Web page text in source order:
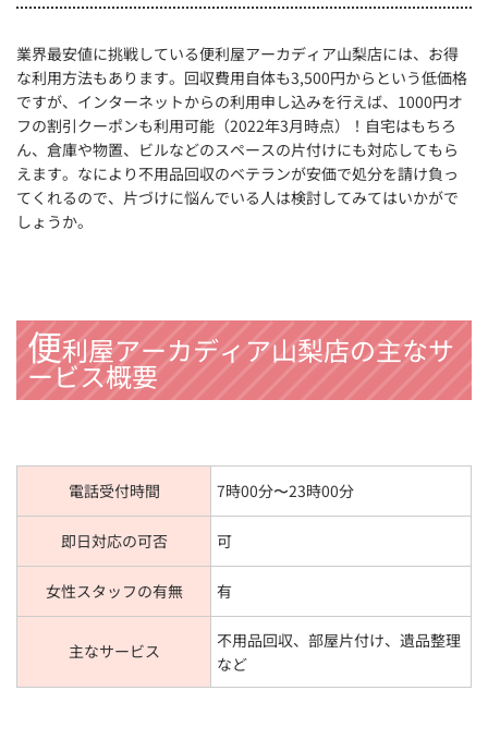
業界最安値に挑戦している便利屋アーカディア山梨店には、お得
な利用方法もあります。回収費用自体も3,500円からという低価格
ですが、インターネットからの利用申し込みを行えば、1000円オ
フの割引クーポンも利用可能（2022年3月時点）！自宅はもちろ
ん、倉庫や物置、ビルなどのスペースの片付けにも対応してもら
えます。なにより不用品回収のベテランが安価で処分を請け負っ
てくれるので、片づけに悩んでいる人は検討してみてはいかがで
しょうか。
便利屋アーカディア山梨店の主なサ
ービス概要
電話受付時間 7時00分〜23時00分
即日対応の可否 可
女性スタッフの有無 有
主なサービス
不用品回収、部屋片付け、遺品整理
など